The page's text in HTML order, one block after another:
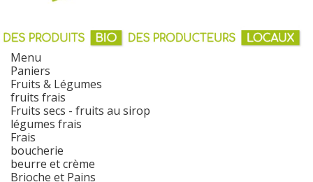
Menu
Paniers
Fruits & Légumes
fruits frais
Fruits secs - fruits au sirop
légumes frais
Frais
boucherie
beurre et crème
Brioche et Pains